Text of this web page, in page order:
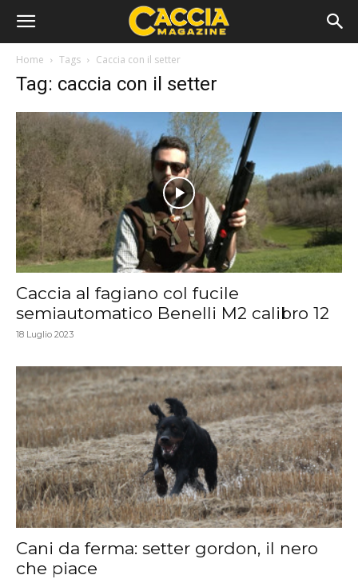
Home Tags Caccia con il setter
Tag: caccia con il setter
Caccia al fagiano col fucile
semiautomatico Benelli M2 calibro 12
18 Luglio 2023
Cani da ferma: setter gordon, il nero
che piace